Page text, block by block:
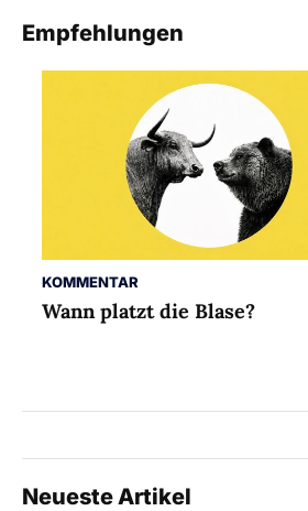
Empfehlungen
KOMMENTAR
Wann platzt die Blase?
Neueste Artikel